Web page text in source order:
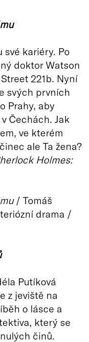
kariéry. Po
doktor Watson
221b. Nyní
svých prvních
Prahy, aby
Čechách. Jak
ve kterém
ale Ta žena?
Holmes:
/ Tomáš
drama /
Putíková
z jeviště na
o lásce a
který se
činů.